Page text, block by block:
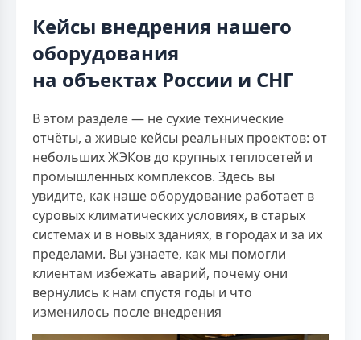
Кейсы внедрения нашего
оборудования
на объектах России и СНГ
В этом разделе — не сухие технические
отчёты, а живые кейсы реальных проектов: от
небольших ЖЭКов до крупных теплосетей и
промышленных комплексов. Здесь вы
увидите, как наше оборудование работает в
суровых климатических условиях, в старых
системах и в новых зданиях, в городах и за их
пределами. Вы узнаете, как мы помогли
клиентам избежать аварий, почему они
вернулись к нам спустя годы и что
изменилось после внедрения